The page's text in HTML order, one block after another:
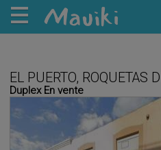
EL PUERTO, ROQUETAS
Duplex En vente